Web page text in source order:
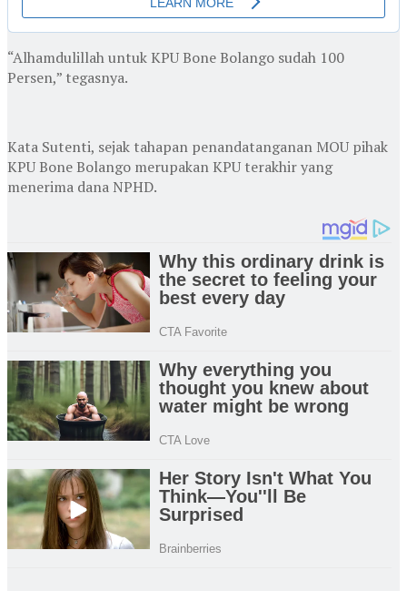
“Alhamdulillah untuk KPU Bone Bolango sudah 100
Persen,” tegasnya.
Kata Sutenti, sejak tahapan penandatanganan MOU pihak
KPU Bone Bolango merupakan KPU terakhir yang
menerima dana NPHD.